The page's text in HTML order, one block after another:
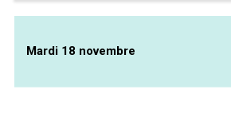
Mardi 18 novembre